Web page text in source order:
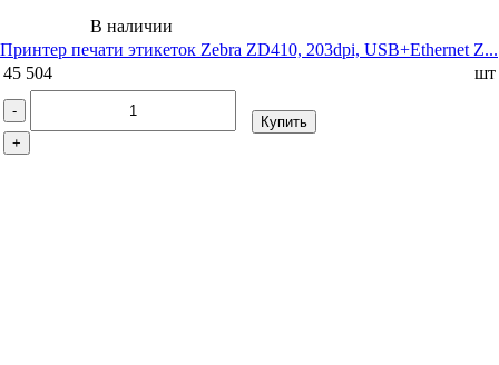
В наличии
Принтер печати этикеток Zebra ZD410, 203dpi, USB+Ethernet Z...
45 504
шт
-
+
Купить